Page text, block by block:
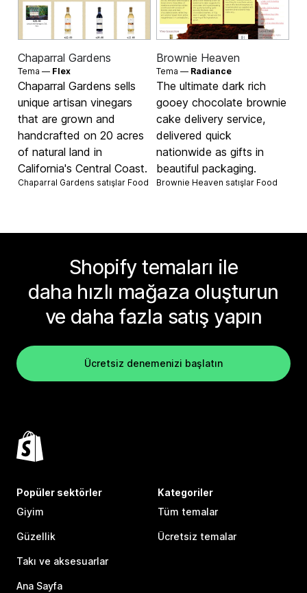
Chaparral Gardens
Tema — Flex
Chaparral Gardens sells
unique artisan vinegars
that are grown and
handcrafted on 20 acres
of natural land in
California's Central Coast.
Chaparral Gardens satışlar Food
Brownie Heaven
Tema — Radiance
The ultimate dark rich
gooey chocolate brownie
cake delivery service,
delivered quick
nationwide as gifts in
beautiful packaging.
Brownie Heaven satışlar Food
Shopify temaları ile
daha hızlı mağaza oluşturun
ve daha fazla satış yapın
Ücretsiz denemenizi başlatın
Popüler sektörler
Giyim
Güzellik
Takı ve aksesuarlar
Ana Sayfa
Kategoriler
Tüm temalar
Ücretsiz temalar